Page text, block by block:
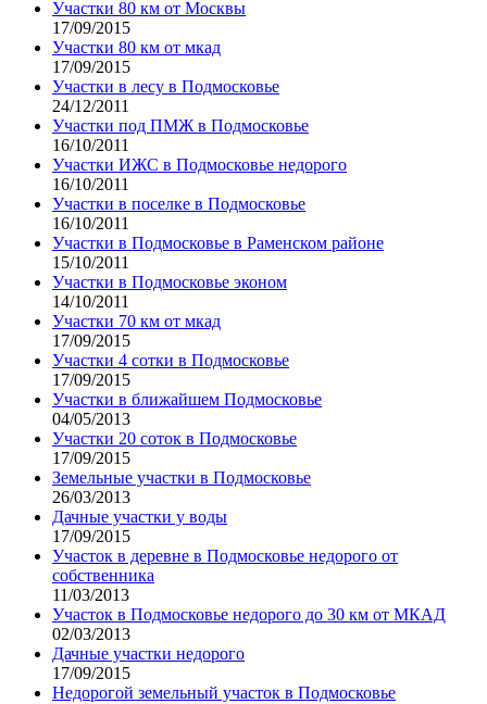
Участки 80 км от Москвы
17/09/2015
Участки 80 км от мкад
17/09/2015
Участки в лесу в Подмосковье
24/12/2011
Участки под ПМЖ в Подмосковье
16/10/2011
Участки ИЖС в Подмосковье недорого
16/10/2011
Участки в поселке в Подмосковье
16/10/2011
Участки в Подмосковье в Раменском районе
15/10/2011
Участки в Подмосковье эконом
14/10/2011
Участки 70 км от мкад
17/09/2015
Участки 4 сотки в Подмосковье
17/09/2015
Участки в ближайшем Подмосковье
04/05/2013
Участки 20 соток в Подмосковье
17/09/2015
Земельные участки в Подмосковье
26/03/2013
Дачные участки у воды
17/09/2015
Участок в деревне в Подмосковье недорого от
собственника
11/03/2013
Участок в Подмосковье недорого до 30 км от МКАД
02/03/2013
Дачные участки недорого
17/09/2015
Недорогой земельный участок в Подмосковье